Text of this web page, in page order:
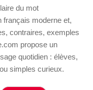
du mot
français moderne et,
contraires, exemples
propose un
quotidien : élèves,
simples curieux.